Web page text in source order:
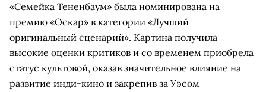
«Семейка Тененбаум» была номинирована на
премию «Оскар» в категории «Лучший
оригинальный сценарий». Картина получила
высокие оценки критиков и со временем приобрела
статус культовой, оказав значительное влияние на
развитие инди-кино и закрепив за Уэсом